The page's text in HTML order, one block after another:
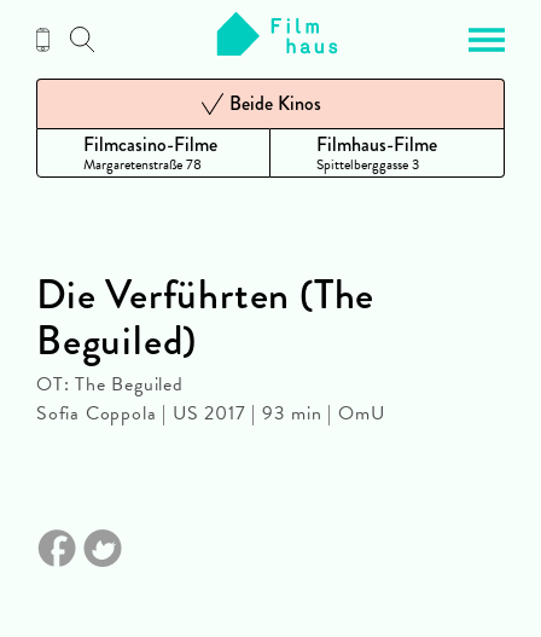
Inhalt
Filmcasino-Filme
Margaretenstraße 78
Beide Kinos
Filmhaus-Filme
Spittelberggasse 3
Die Verführten (The
Beguiled)
OT: The Beguiled
Sofia Coppola | US 2017 | 93 min | OmU